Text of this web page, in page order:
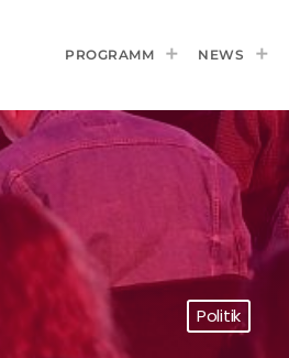
PROGRAMM NEWS
Politik